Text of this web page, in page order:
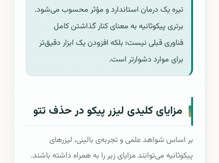
تیره یک درمان استاندارد و مؤثر محسوب می‌شود.
برتری پیکوثانیه به معنای کنار گذاشتن کامل
فناوری قبلی نیست؛ بلکه افزودن یک ابزار دقیق‌تر
برای موارد دشوارتر است.
مزایای کلیدی لیزر پیکو در حذف تتو
بر اساس شواهد علمی و تجربه‌ی بالینی، لیزرهای
پیکوثانیه می‌توانند مزایای زیر را به همراه داشته باشند.